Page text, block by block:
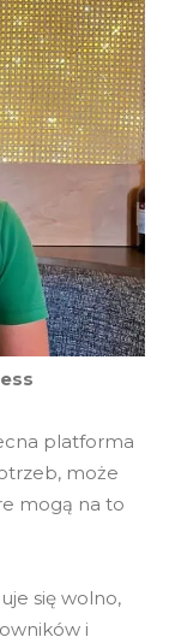
platforma
może
mogą na to
się wolno,
i